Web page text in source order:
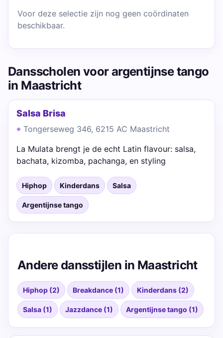
Voor deze selectie zijn nog geen coördinaten
beschikbaar.
Dansscholen voor argentijnse tango
in Maastricht
Salsa Brisa
Tongerseweg 346, 6215 AC Maastricht
La Mulata brengt je de echt Latin flavour: salsa,
bachata, kizomba, pachanga, en styling
Hiphop Kinderdans Salsa
Argentijnse tango
Andere dansstijlen in Maastricht
Hiphop (2) Breakdance (1) Kinderdans (2)
Salsa (1) Jazzdance (1) Argentijnse tango (1)